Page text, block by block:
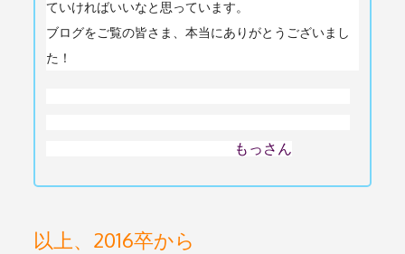
ていければいいなと思っています。
ブログをご覧の皆さま、本当にありがとうございまし
た！
もっさん
以上、2016卒から